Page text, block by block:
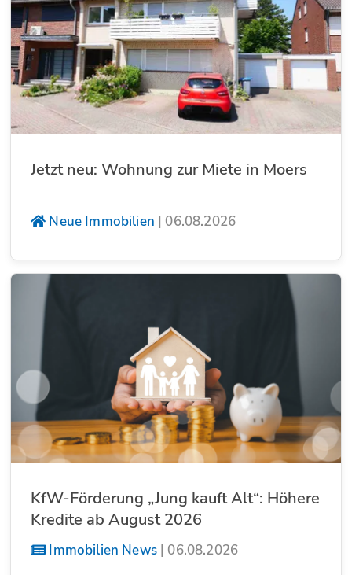
Jetzt neu: Wohnung zur Miete in Moers
Neue Immobilien | 06.08.2026
KfW-Förderung „Jung kauft Alt“: Höhere
Kredite ab August 2026
Immobilien News| 06.08.2026